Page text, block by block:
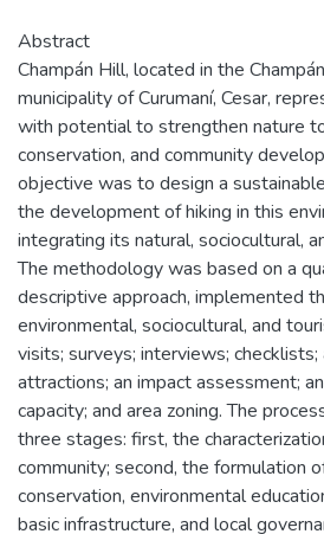
Abstract
Champán Hill, located in the
municipality of Curumaní, Cesar,
with potential to strengthen nature
conservation, and community
objective was to design a
the development of hiking in this
integrating its natural, sociocultural,
The methodology was based on a
descriptive approach, implemented
environmental, sociocultural, and
visits; surveys; interviews;
attractions; an impact assessment;
capacity; and area zoning. The
three stages: first, the
community; second, the formulation
conservation, environmental
basic infrastructure, and local